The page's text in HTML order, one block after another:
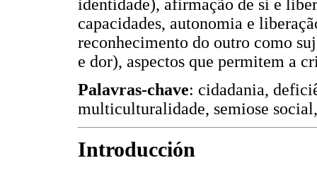
identidade), afirmação de si e
capacidades, autonomia e
reconhecimento do outro como
e dor), aspectos que permitem a
Palavras-chave: cidadania,
multiculturalidade, semiose
Introducción